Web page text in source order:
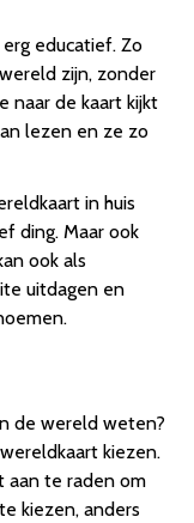
educatief. Zo
zijn, zonder
naar de kaart kijkt
lezen en ze zo
in huis
ding. Maar ook
ook als
uitdagen en
de wereld weten?
kiezen.
aan te raden om
kiezen, anders